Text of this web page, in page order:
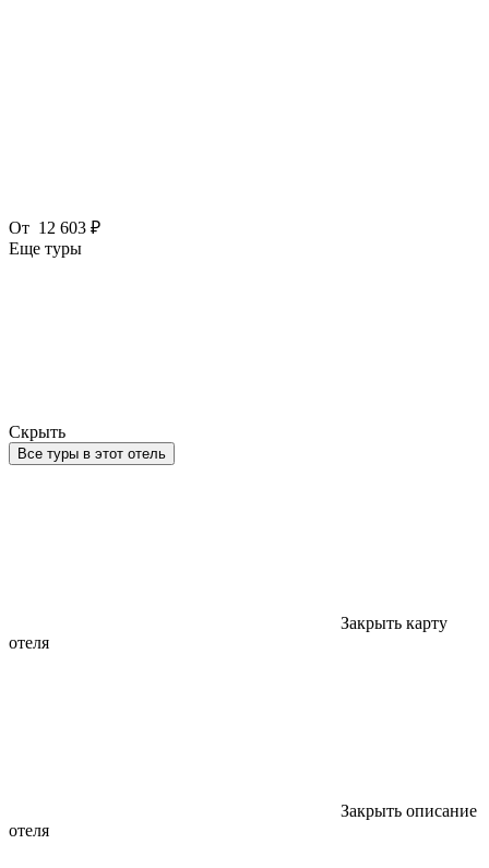
От 12 603 ₽
Еще туры
Скрыть
Все туры в этот отель
Закрыть карту
отеля
Закрыть описание
отеля